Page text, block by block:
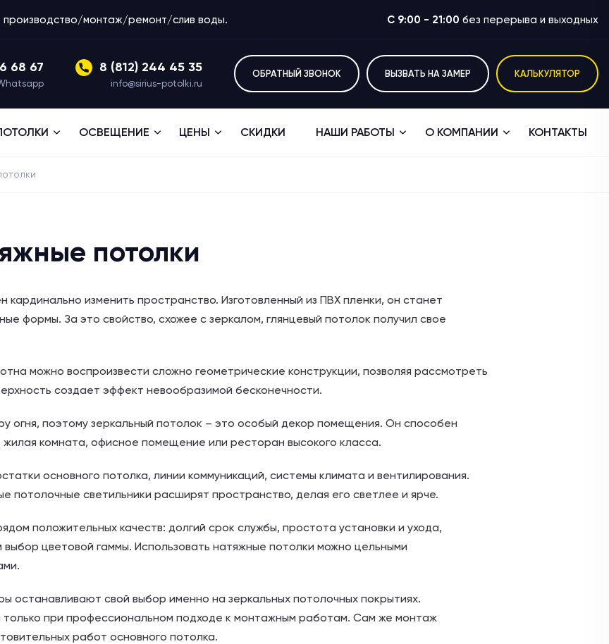
производство/монтаж/ремонт/слив воды. C 9:00 - 21:00 без перерыва и выходных
68 67 8 (812) 244 45 35
info@sirius-potolki.ru
ОБРАТНЫЙ ЗВОНОК ВЫЗВАТЬ НА ЗАМЕР КАЛЬКУЛЯТОР
ОСВЕЩЕНИЕ ЦЕНЫ СКИДКИ НАШИ РАБОТЫ О КОМПАНИИ КОНТАКТЫ
потолки
изменить пространство. Изготовленный из ПВХ пленки, он станет
формы. За это свойство, схожее с зеркалом, глянцевый потолок получил свое
можно воспроизвести сложно геометрические конструкции, позволяя рассмотреть
создает эффект невообразимой бесконечности.
огня, поэтому зеркальный потолок – это особый декор помещения. Он способен
комната, офисное помещение или ресторан высокого класса.
основного потолка, линии коммуникаций, системы климата и вентилирования.
потолочные светильники расширят пространство, делая его светлее и ярче.
положительных качеств: долгий срок службы, простота установки и ухода,
цветовой гаммы. Использовать натяжные потолки можно цельными
останавливают свой выбор именно на зеркальных потолочных покрытиях.
при профессиональном подходе к монтажным работам. Сам же монтаж
работ основного потолка.